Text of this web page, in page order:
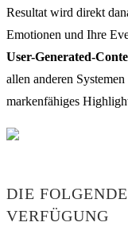
Resultat wird direkt
Emotionen und Ihre
User-Generated-
allen anderen
markenfähiges
DIE
VERFÜGUNG